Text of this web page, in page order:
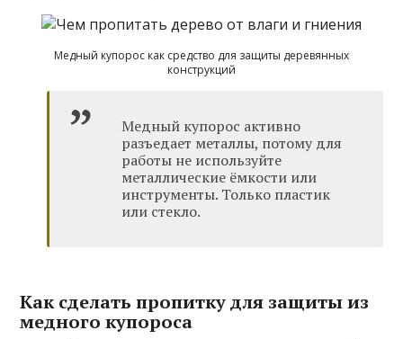
Медный купорос как средство для защиты деревянных
конструкций
Медный купорос активно
разъедает металлы, потому для
работы не используйте
металлические ёмкости или
инструменты. Только пластик
или стекло.
Как сделать пропитку для защиты из
медного купороса